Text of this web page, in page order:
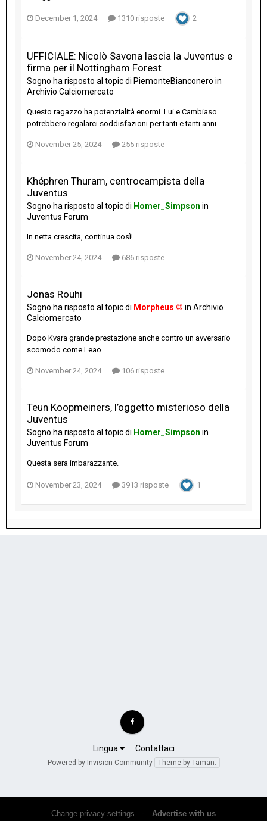
December 1, 2024 1310 risposte 2
UFFICIALE: Nicolò Savona lascia la Juventus e
firma per il Nottingham Forest
Sogno ha risposto al topic di PiemonteBianconero in
Archivio Calciomercato
Questo ragazzo ha potenzialità enormi. Lui e Cambiaso
potrebbero regalarci soddisfazioni per tanti e tanti anni.
November 25, 2024 255 risposte
Khéphren Thuram, centrocampista della
Juventus
Sogno ha risposto al topic di Homer_Simpson in
Juventus Forum
In netta crescita, continua così!
November 24, 2024 686 risposte
Jonas Rouhi
Sogno ha risposto al topic di Morpheus © in Archivio
Calciomercato
Dopo Kvara grande prestazione anche contro un avversario
scomodo come Leao.
November 24, 2024 106 risposte
Teun Koopmeiners, l’oggetto misterioso della
Juventus
Sogno ha risposto al topic di Homer_Simpson in
Juventus Forum
Questa sera imbarazzante.
November 23, 2024 3913 risposte 1
Lingua Contattaci
Powered by Invision Community Theme by Taman.
Change privacy settings Advertise with us